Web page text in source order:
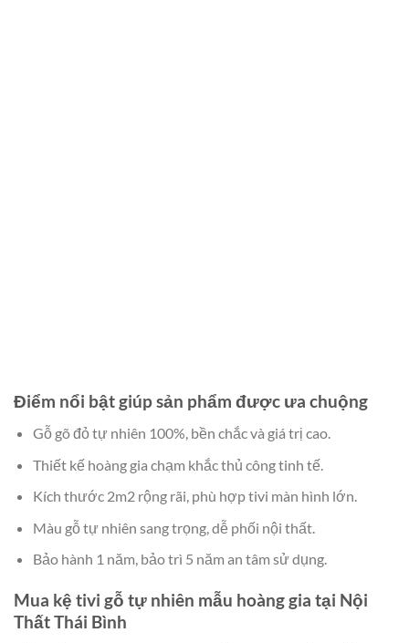
Điểm nổi bật giúp sản phẩm được ưa chuộng
Gỗ gõ đỏ tự nhiên 100%, bền chắc và giá trị cao.
Thiết kế hoàng gia chạm khắc thủ công tinh tế.
Kích thước 2m2 rộng rãi, phù hợp tivi màn hình lớn.
Màu gỗ tự nhiên sang trọng, dễ phối nội thất.
Bảo hành 1 năm, bảo trì 5 năm an tâm sử dụng.
Mua kệ tivi gỗ tự nhiên mẫu hoàng gia tại Nội
Thất Thái Bình